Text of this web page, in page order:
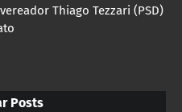
Thiago Tezzari (PSD)
Posts